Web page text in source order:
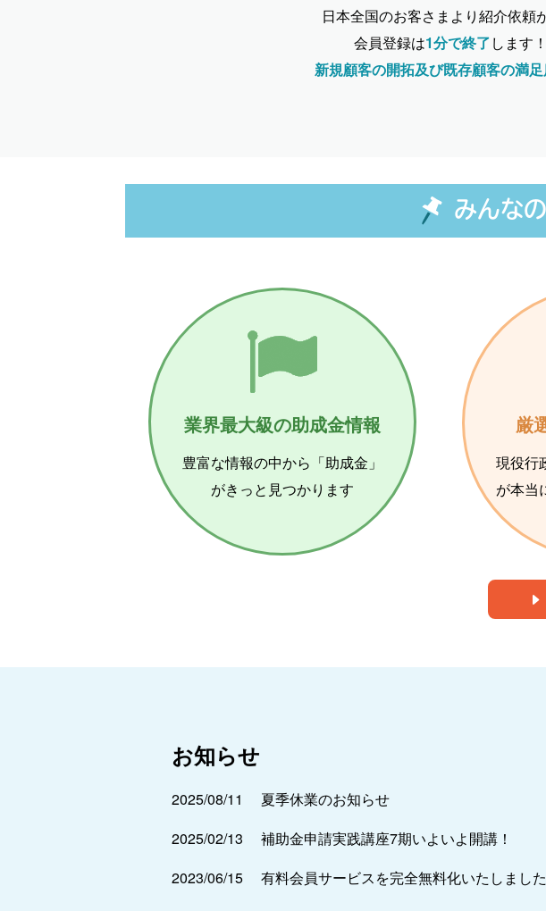
日本全国のお客さまより紹介依頼
会員登録は1分で終了します
新規顧客の開拓及び既存顧客の満
みんな
業界最大級の助成金情報
豊富な情報の中から「助成金」
がきっと見つかります
厳
現役行
が本当
お知らせ
2025/08/11
夏季休業のお知らせ
2025/02/13
補助金申請実践講座7期いよいよ開講！
2023/06/15
有料会員サービスを完全無料化いたしました